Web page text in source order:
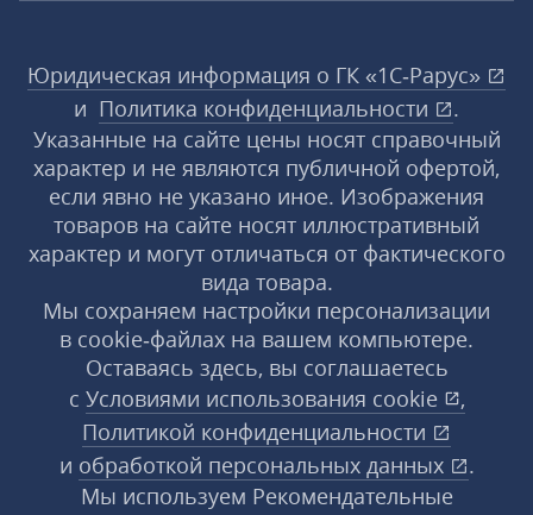
Юридическая информация о ГК «1С‑Рарус»
и Политика конфиденциальности
.
Указанные на сайте цены носят справочный
характер и не являются публичной офертой,
если явно не указано иное. Изображения
товаров на сайте носят иллюстративный
характер и могут отличаться от фактического
вида товара.
Мы сохраняем настройки персонализации
в cookie‑файлах на вашем компьютере.
Оставаясь здесь, вы соглашаетесь
с Условиями использования cookie
,
Политикой конфиденциальности
и обработкой персональных данных
.
Мы используем Рекомендательные